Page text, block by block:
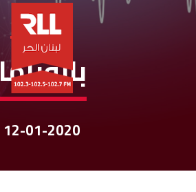
نشرات الأخبار
بانوراما
12-01-2020